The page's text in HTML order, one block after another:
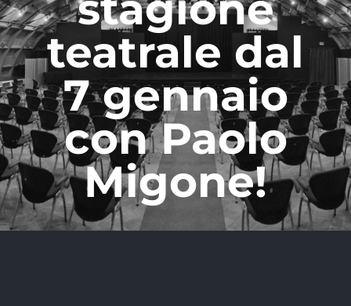
teatrale dal
7 gennaio
con Paolo
Migone!